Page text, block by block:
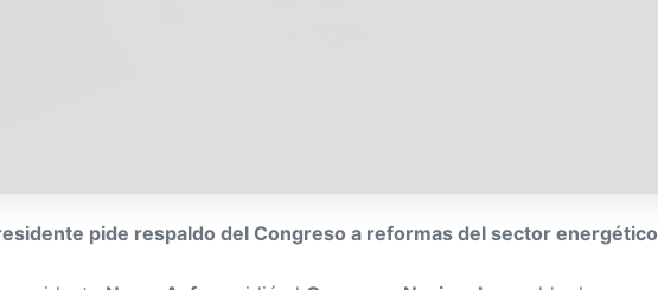
pide respaldo del Congreso a reformas del sector energético